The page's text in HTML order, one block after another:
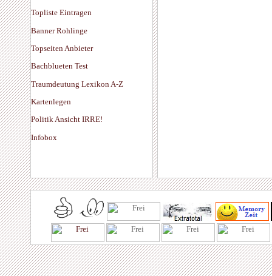
Topliste Eintragen
Banner Rohlinge
Topseiten Anbieter
Bachblueten Test
Traumdeutung Lexikon A-Z
Kartenlegen
Politik Ansicht IRRE!
Infobox